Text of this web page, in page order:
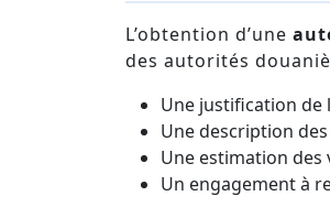
L’obtention d’une
des autorités
Une justification de
Une description
Une estimation des
Un engagement à